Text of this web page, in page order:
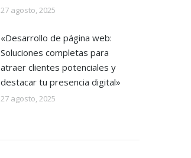
27 agosto, 2025
«Desarrollo de página web:
Soluciones completas para
atraer clientes potenciales y
destacar tu presencia digital»
27 agosto, 2025